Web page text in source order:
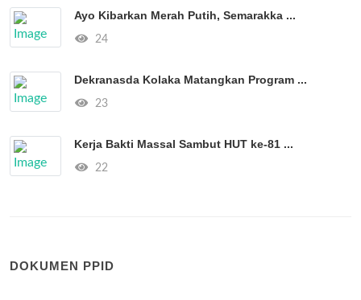
Ayo Kibarkan Merah Putih, Semarakka ...
24
Dekranasda Kolaka Matangkan Program ...
23
Kerja Bakti Massal Sambut HUT ke-81 ...
22
DOKUMEN PPID